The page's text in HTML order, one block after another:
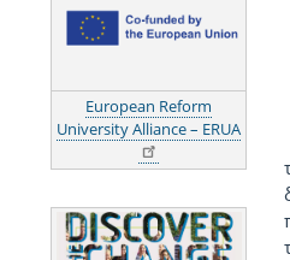
European Reform
University Alliance – ERUA